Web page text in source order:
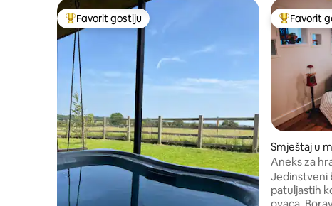
Glavni favorit gostiju
Favorit gostiju Glavni
Favorit
Smještaj u
Aneks za
Jedinstveni
patuljastih